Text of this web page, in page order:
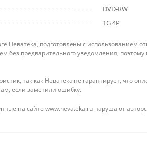
DVD-RW
1G 4P
Неватека, подготовлены с использованием
без предварительного уведомления,
так как Неватека не гарантирует,
если заметили ошибку.
на сайте www.nevateka.ru нарушают